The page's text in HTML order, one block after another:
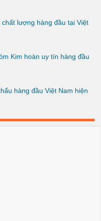
lượng hàng đầu tại Việt
Kim hoàn uy tín hàng đầu
hàng đầu Việt Nam hiện